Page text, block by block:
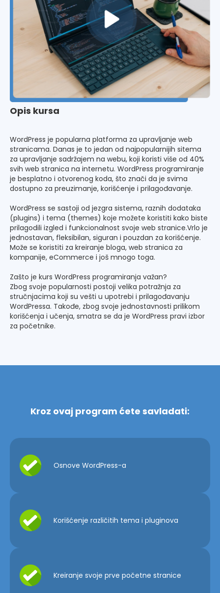
Opis kursa
WordPress je popularna platforma za upravljanje web
stranicama. Danas je to jedan od najpopularnijih sitema
za upravljanje sadržajem na webu, koji koristi više od 40%
svih web stranica na internetu. WordPress programiranje
je besplatno i otvorenog koda, što znači da je svima
dostupno za preuzimanje, korišćenje i prilagođavanje.
WordPress se sastoji od jezgra sistema, raznih dodataka
(plugins) i tema (themes) koje možete koristiti kako biste
prilagodili izgled i funkcionalnost svoje web stranice.Vrlo je
jednostavan, fleksibilan, siguran i pouzdan za korišćenje.
Može se koristiti za kreiranje bloga, web stranica za
kompanije, eCommerce i još mnogo toga.
Zašto je kurs WordPress programiranja važan?
Zbog svoje popularnosti postoji velika potražnja za
stručnjacima koji su vešti u upotrebi i prilagođavanju
WordPressa. Takođe, zbog svoje jednostavnosti prilikom
korišćenja i učenja, smatra se da je WordPress pravi izbor
za početnike.
Kroz ovaj program ćete savladati:
Osnove WordPress-a
Korišćenje različitih tema i pluginova
Kreiranje svoje prve početne stranice